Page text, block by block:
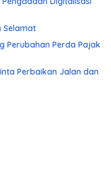
Selamat
Perubahan Perda Pajak
Perbaikan Jalan dan